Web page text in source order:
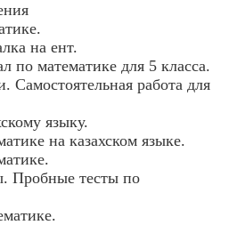
на ент.
по математике для 5 класса.
работа для
языку.
на казахском языке.
Пробные тесты по